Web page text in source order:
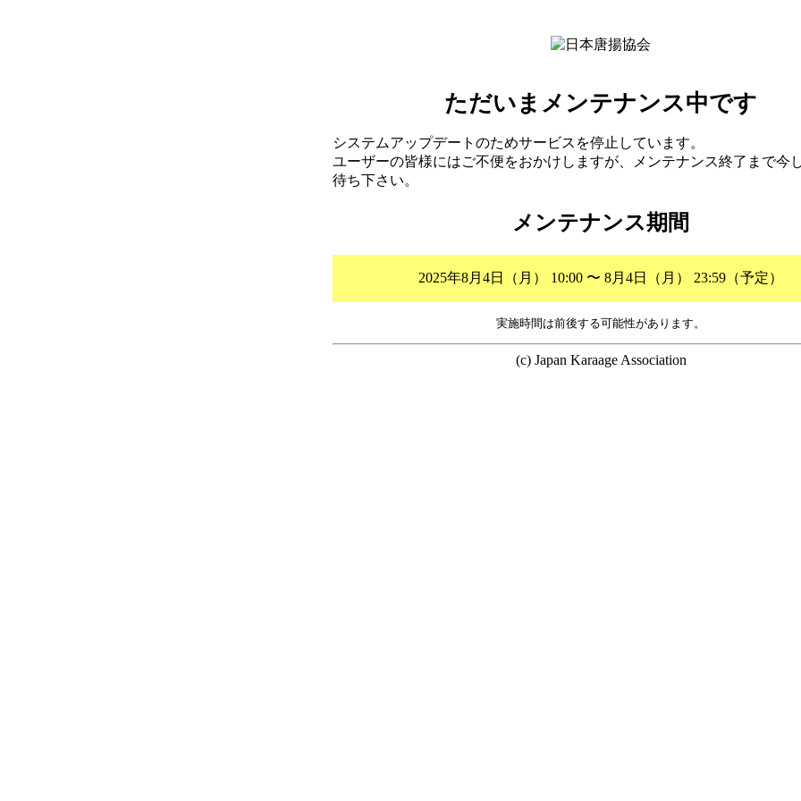
ただいまメンテナンス中です
システムアップデートのためサービスを停止しています。
ユーザーの皆様にはご不便をおかけしますが、メンテナンス終了まで今
待ち下さい。
メンテナンス期間
2025年8月4日（月） 10:00 〜 8月4日（月） 23:59（予定）
実施時間は前後する可能性があります。
(c) Japan Karaage Association